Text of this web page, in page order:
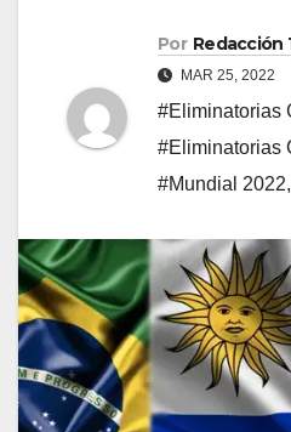
Por Redacción
MAR 25, 2022
#Eliminatorias
#Eliminatorias
#Mundial 2022,